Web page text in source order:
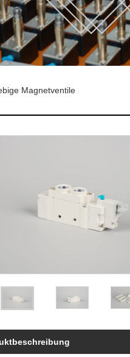
Magnetventile